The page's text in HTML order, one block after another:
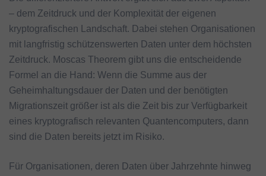
– dem Zeitdruck und der Komplexität der eigenen
kryptografischen Landschaft. Dabei stehen Organisationen
mit langfristig schützenswerten Daten unter dem höchsten
Zeitdruck. Moscas Theorem gibt uns die entscheidende
Formel an die Hand: Wenn die Summe aus der
Geheimhaltungsdauer der Daten und der benötigten
Migrationszeit größer ist als die Zeit bis zur Verfügbarkeit
eines kryptografisch relevanten Quantencomputers, dann
sind die Daten bereits jetzt im Risiko.
Für Organisationen, deren Daten über Jahrzehnte hinweg